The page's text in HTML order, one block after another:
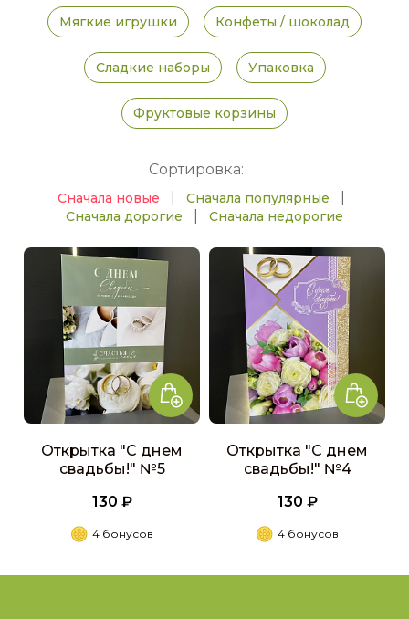
Мягкие игрушки Конфеты / шоколад
Сладкие наборы Упаковка
Фруктовые корзины
Сортировка:
Сначала новые Сначала популярные
Сначала дорогие Сначала недорогие
Открытка "С днем
свадьбы!" №5
130 ₽
4 бонусов
Открытка "С днем
свадьбы!" №4
130 ₽
4 бонусов